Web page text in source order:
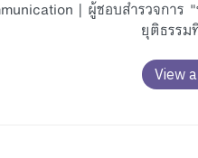
| ผู้ชอบสำรวจกา
ยุติธรร
View